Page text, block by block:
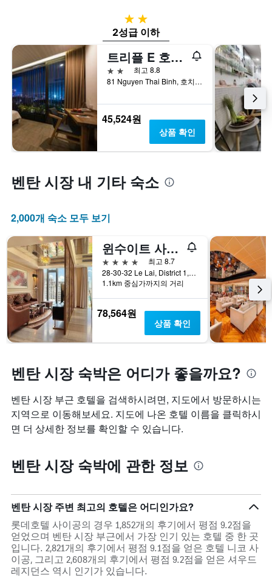
2성급
2성급 이하
트리플 E 호텔 파인 아트 뮤지엄
2성급
최고 8.8
81 Nguyen Thai Binh, 호치민, 베트남
45,524원
상품 확인
벤탄 시장 내 기타 숙소
2,000개 숙소 모두 보기
윈수이트 사이 곤 호텔
4성급
최고 8.7
28-30-32 Le Lai, District 1, 호치민, 베트남
1.1km 중심가까지의 거리
78,564원
상품 확인
벤탄 시장 숙박은 어디가 좋을까요?
벤탄 시장 부근 호텔을 검색하시려면, 지도에서 방문하시는
지역으로 이동해보세요. 지도에 나온 호텔 이름을 클릭하시
면 더 상세한 정보를 확인할 수 있습니다.
벤탄 시장 숙박에 관한 정보
벤탄 시장 주변 최고의 호텔은 어디인가요?
롯데호텔 사이공의 경우 1,852개의 후기에서 평점 9.2점을
얻었으며 벤탄 시장 부근에서 가장 인기 있는 호텔 중 한 곳
입니다. 2,821개의 후기에서 평점 9.1점을 얻은 호텔 니코 사
이공, 그리고 2,608개의 후기에서 평점 9.2점을 얻은 셔우드
레지던스 역시 인기가 있습니다.